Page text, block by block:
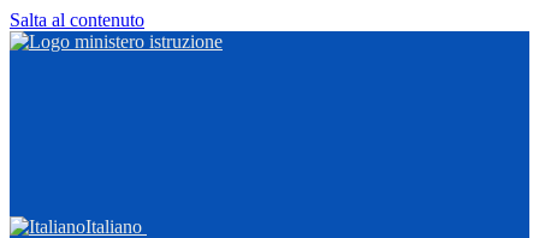
Salta al contenuto
Italiano